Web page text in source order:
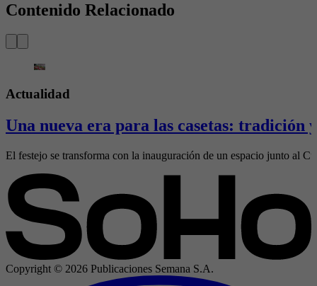
Contenido Relacionado
Actualidad
Una nueva era para las casetas:
El festejo se transforma con la inauguración de un espacio junto al
Copyright © 2026 Publicaciones Semana S.A.